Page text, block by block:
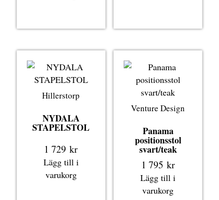
Hillerstorp
NYDALA
STAPELSTOL
1 729kr
Lägg till i
varukorg
Venture Design
Panama
positionsstol
svart/teak
1 795 kr
Lägg till i
varukorg